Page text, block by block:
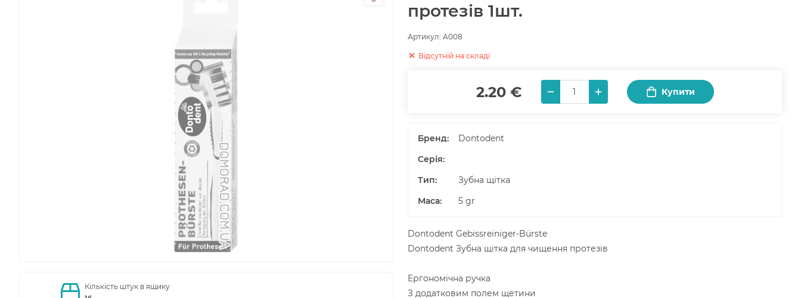
Кількість штук в ящику
протезів 1шт.
Артикул: A008
Відсутній на складі
2.20 € Купити
Бренд:
Dontodent
Серія:
Тип:
Зубна щітка
Маса: 5 gr
Dontodent Gebissreiniger-Bürste
Dontodent Зубна щітка для чищення протезів
Ергономічна ручка
З додатковим полем щетини